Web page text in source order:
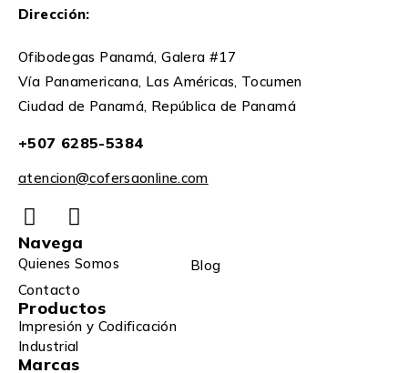
Dirección:
Ofibodegas Panamá, Galera #17
Vía Panamericana, Las Américas, Tocumen
Ciudad de Panamá, República de Panamá
+507 6285-5384
atencion@cofersaonline.com
Navega
Quienes Somos
Blog
Contacto
Productos
Impresión y Codificación
Industrial
Marcas